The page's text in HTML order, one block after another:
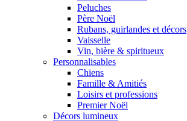
Peluches
Père Noël
Rubans, guirlandes et décors
Vaisselle
Vin, bière & spiritueux
Personnalisables
Chiens
Famille & Amitiés
Loisirs et professions
Premier Noël
Décors lumineux